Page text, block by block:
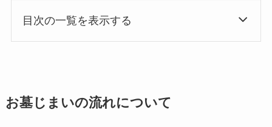
目次の一覧を表示する
お墓じまいの流れについて